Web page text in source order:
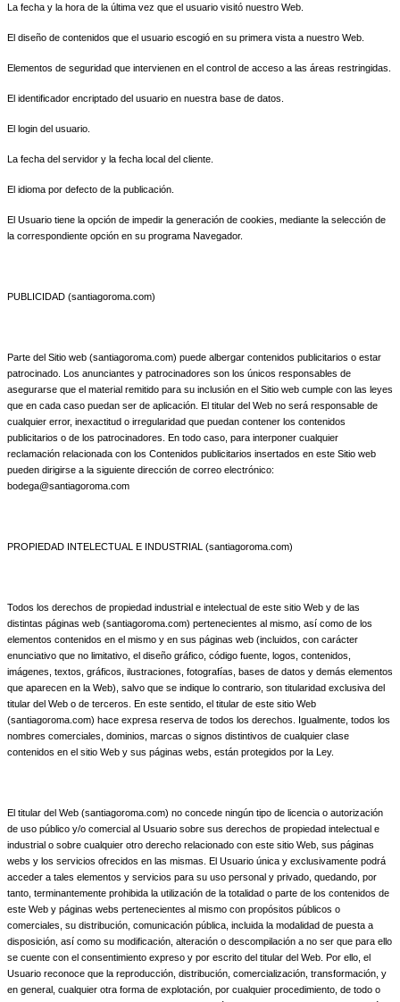
La fecha y la hora de la última vez que el usuario visitó nuestro Web.
El diseño de contenidos que el usuario escogió en su primera vista a nuestro Web.
Elementos de seguridad que intervienen en el control de acceso a las áreas restringidas.
El identificador encriptado del usuario en nuestra base de datos.
El login del usuario.
La fecha del servidor y la fecha local del cliente.
El idioma por defecto de la publicación.
El Usuario tiene la opción de impedir la generación de cookies, mediante la selección de
la correspondiente opción en su programa Navegador.
PUBLICIDAD (santiagoroma.com)
Parte del Sitio web (santiagoroma.com) puede albergar contenidos publicitarios o estar
patrocinado. Los anunciantes y patrocinadores son los únicos responsables de
asegurarse que el material remitido para su inclusión en el Sitio web cumple con las leyes
que en cada caso puedan ser de aplicación. El titular del Web no será responsable de
cualquier error, inexactitud o irregularidad que puedan contener los contenidos
publicitarios o de los patrocinadores. En todo caso, para interponer cualquier
reclamación relacionada con los Contenidos publicitarios insertados en este Sitio web
pueden dirigirse a la siguiente dirección de correo electrónico:
bodega@santiagoroma.com
PROPIEDAD INTELECTUAL E INDUSTRIAL (santiagoroma.com)
Todos los derechos de propiedad industrial e intelectual de este sitio Web y de las
distintas páginas web (santiagoroma.com) pertenecientes al mismo, así como de los
elementos contenidos en el mismo y en sus páginas web (incluidos, con carácter
enunciativo que no limitativo, el diseño gráfico, código fuente, logos, contenidos,
imágenes, textos, gráficos, ilustraciones, fotografías, bases de datos y demás elementos
que aparecen en la Web), salvo que se indique lo contrario, son titularidad exclusiva del
titular del Web o de terceros. En este sentido, el titular de este sitio Web
(santiagoroma.com) hace expresa reserva de todos los derechos. Igualmente, todos los
nombres comerciales, dominios, marcas o signos distintivos de cualquier clase
contenidos en el sitio Web y sus páginas webs, están protegidos por la Ley.
El titular del Web (santiagoroma.com) no concede ningún tipo de licencia o autorización
de uso público y/o comercial al Usuario sobre sus derechos de propiedad intelectual e
industrial o sobre cualquier otro derecho relacionado con este sitio Web, sus páginas
webs y los servicios ofrecidos en las mismas. El Usuario única y exclusivamente podrá
acceder a tales elementos y servicios para su uso personal y privado, quedando, por
tanto, terminantemente prohibida la utilización de la totalidad o parte de los contenidos de
este Web y páginas webs pertenecientes al mismo con propósitos públicos o
comerciales, su distribución, comunicación pública, incluida la modalidad de puesta a
disposición, así como su modificación, alteración o descompilación a no ser que para ello
se cuente con el consentimiento expreso y por escrito del titular del Web. Por ello, el
Usuario reconoce que la reproducción, distribución, comercialización, transformación, y
en general, cualquier otra forma de explotación, por cualquier procedimiento, de todo o